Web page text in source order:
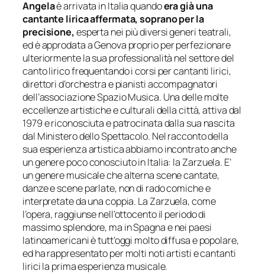
Angelaè arrivata in Italia quandoera già una
cantante lirica affermata, soprano per la
precisione, esperta nei più diversi generi teatrali,
ed è approdata a Genova proprio per perfezionare
ulteriormente la sua professionalità nel settore del
canto lirico frequentando i corsi per cantanti lirici,
direttori d’orchestra e pianisti accompagnatori
dell’associazione Spazio Musica. Una delle molte
eccellenze artistiche e culturali della città, attiva dal
1979 e riconosciuta e patrocinata dalla sua nascita
dal Ministero dello Spettacolo. Nel racconto della
sua esperienza artistica abbiamo incontrato anche
un genere poco conosciuto in Italia: la Zarzuela. E’
un genere musicale che alterna scene cantate,
danze e scene parlate, non di rado comiche e
interpretate da una coppia. La Zarzuela, come
l’opera, raggiunse nell’ottocento il periodo di
massimo splendore, ma in Spagna e nei paesi
latinoamericani è tutt’oggi molto diffusa e popolare,
ed ha rappresentato per molti noti artisti e cantanti
lirici la prima esperienza musicale.